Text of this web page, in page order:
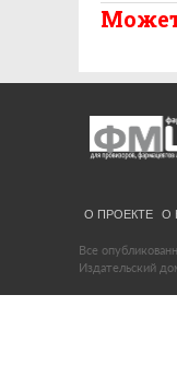
О ПРОЕКТЕ О
Все
Издательский